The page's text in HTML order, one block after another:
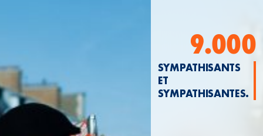
9.000
SYMPATHISANTS
ET
SYMPATHISANTES.